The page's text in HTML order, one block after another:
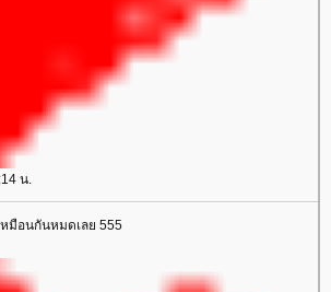
น.
มือนกันหมดเลย 555